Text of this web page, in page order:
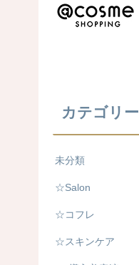
カテゴリー
未分類
☆Salon
☆コフレ
☆スキンケア